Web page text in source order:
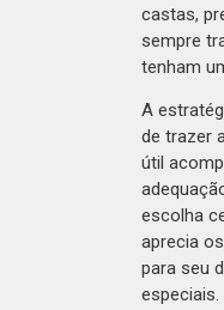
castas,
sempre
tenham
A
de trazer
útil
escolha
aprecia
para seu
especiais.